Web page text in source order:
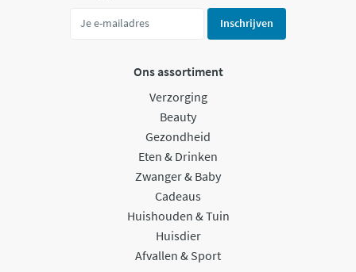
Inschrijven
Ons assortiment
Verzorging
Beauty
Gezondheid
Eten & Drinken
Zwanger & Baby
Cadeaus
Huishouden & Tuin
Huisdier
Afvallen & Sport